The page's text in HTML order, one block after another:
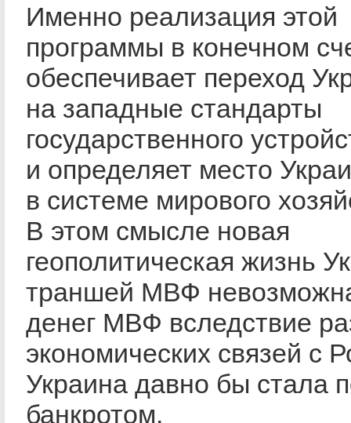
Именно реализация этой
программы в конечном
обеспечивает переход
на западные стандарты
государственного
и определяет место
в системе мирового
В этом смысле новая
геополитическая жизнь
траншей МВФ
денег МВФ вследствие
экономических связей с
Украина давно бы стала
банкротом.